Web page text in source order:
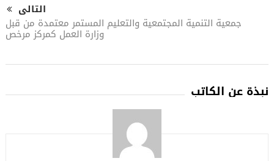
التالى
جمعية التنمية المجتمعية والتعليم المستمر معتمدة من قبل
وزارة العمل كمركز مرخص
نبذة عن الكاتب